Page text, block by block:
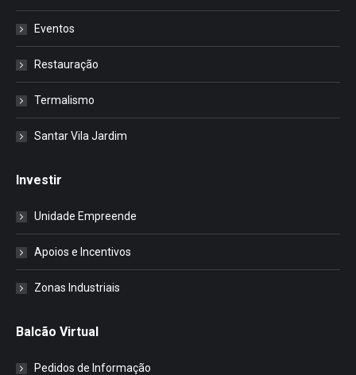
Eventos
Restauração
Termalismo
Santar Vila Jardim
Investir
Unidade Empreende
Apoios e Incentivos
Zonas Industriais
Balcão Virtual
Pedidos de Informação